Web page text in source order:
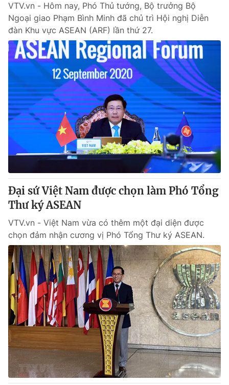
VTV.vn - Hôm nay, Phó Thủ tướng, Bộ trưởng Bộ
Ngoại giao Phạm Bình Minh đã chủ trì Hội nghị Diễn
đàn Khu vực ASEAN (ARF) lần thứ 27.
Đại sứ Việt Nam được chọn làm Phó Tổng
Thư ký ASEAN
VTV.vn - Việt Nam vừa có thêm một đại diện được
chọn đảm nhận cương vị Phó Tổng Thư ký ASEAN.